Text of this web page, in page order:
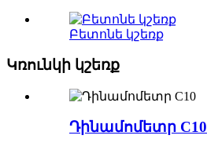
Բետոնե կշեռք
Կռունկի կշեռք
Դինամոմետր C10